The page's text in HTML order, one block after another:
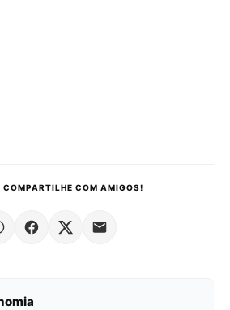
COMPARTILHE COM AMIGOS!